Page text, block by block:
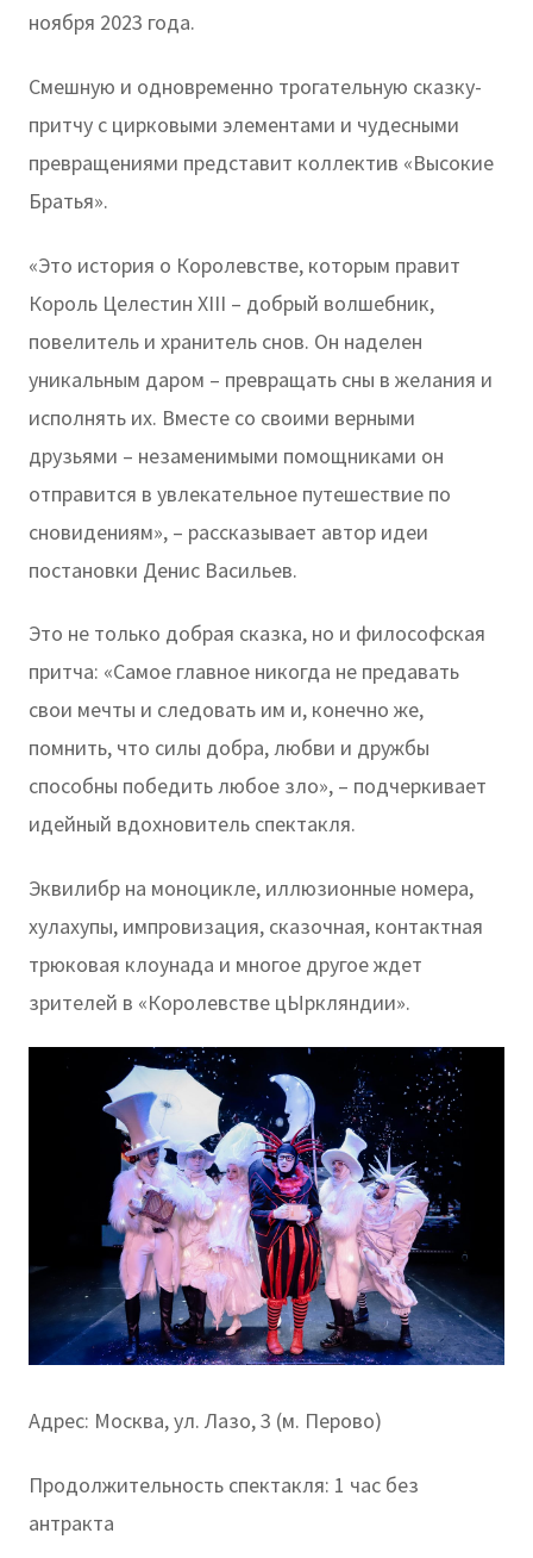
ноября 2023 года.
Смешную и одновременно трогательную сказку-
притчу с цирковыми элементами и чудесными
превращениями представит коллектив «Высокие
Братья».
«Это история о Королевстве, которым правит
Король Целестин XIII – добрый волшебник,
повелитель и хранитель снов. Он наделен
уникальным даром – превращать сны в желания и
исполнять их. Вместе со своими верными
друзьями – незаменимыми помощниками он
отправится в увлекательное путешествие по
сновидениям», – рассказывает автор идеи
постановки Денис Васильев.
Это не только добрая сказка, но и философская
притча: «Самое главное никогда не предавать
свои мечты и следовать им и, конечно же,
помнить, что силы добра, любви и дружбы
способны победить любое зло», – подчеркивает
идейный вдохновитель спектакля.
Эквилибр на моноцикле, иллюзионные номера,
хулахупы, импровизация, сказочная, контактная
трюковая клоунада и многое другое ждет
зрителей в «Королевстве цЫркляндии».
Адрес: Москва, ул. Лазо, 3 (м. Перово)
Продолжительность спектакля: 1 час без
антракта